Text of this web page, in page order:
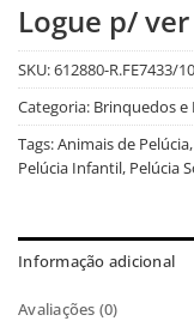
Logue p/
SKU:612880-R.FE7433/
Categoria: Brinquedos
Tags:Animais de Pelúcia,
Pelúcia Infantil, Pelúcia
Informação adicional
Avaliações (0)